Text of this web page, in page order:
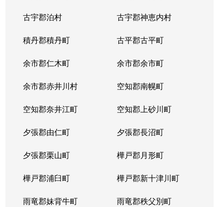
古宇郡泊村 古宇郡神恵内村
積丹郡積丹町 古平郡古平町
余市郡仁木町 余市郡余市町
余市郡赤井川村 空知郡南幌町
空知郡奈井江町 空知郡上砂川町
夕張郡由仁町 夕張郡長沼町
夕張郡栗山町 樺戸郡月形町
樺戸郡浦臼町 樺戸郡新十津川町
雨竜郡妹背牛町 雨竜郡秩父別町